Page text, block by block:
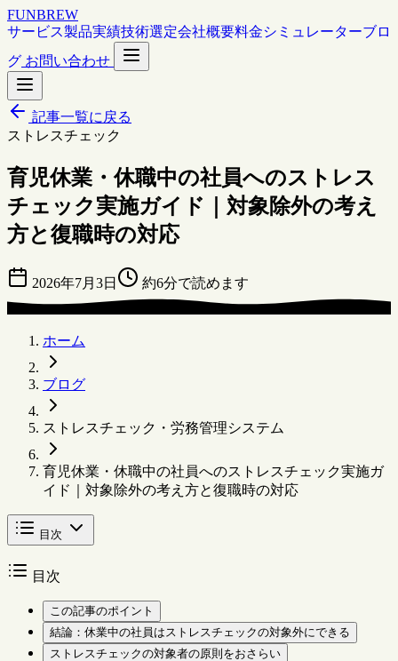
FUNBREW
サービス製品実績技術選定会社概要料金シミュレーターブロ
グ お問い合わせ
記事一覧に戻る
ストレスチェック
育児休業・休職中の社員へのストレス
チェック実施ガイド｜対象除外の考え
方と復職時の対応
2026年7月3日 約6分で読めます
ホーム
ブログ
ストレスチェック・労務管理システム
育児休業・休職中の社員へのストレスチェック実施ガ
イド｜対象除外の考え方と復職時の対応
目次
目次
この記事のポイント
結論：休業中の社員はストレスチェックの対象外にできる
ストレスチェックの対象者の原則をおさらい